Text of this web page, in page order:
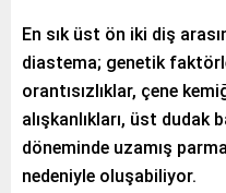
En sık üst ön iki diş
diastema; genetik
orantısızlıklar, çene
alışkanlıkları, üst dudak
döneminde uzamış
nedeniyle oluşabiliyor.